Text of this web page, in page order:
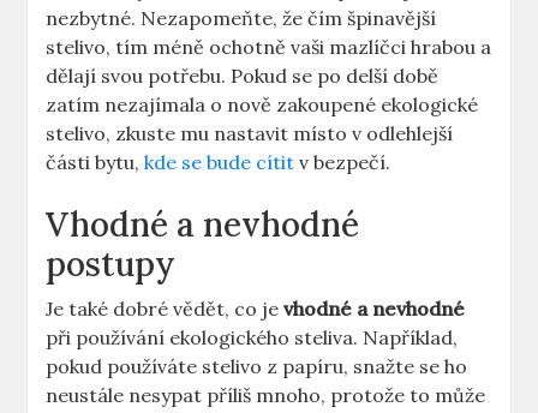
nezbytné. Nezapomeňte, že čím špinavější
stelivo, tím méně ochotně vaši mazlíčci hrabou a
dělají svou potřebu. Pokud se po delší době
zatím nezajímala o nově zakoupené ekologické
stelivo, zkuste mu nastavit místo v odlehlejší
části bytu,kde se bude cítit v bezpečí.
Vhodné a nevhodné
postupy
Je také dobré vědět, co jevhodné a nevhodné
při používání ekologického steliva. Například,
pokud používáte stelivo z papíru, snažte se ho
neustále nesypat příliš mnoho, protože to může